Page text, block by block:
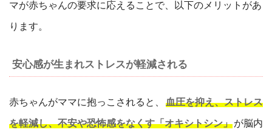
マが赤ちゃんの要求に応えることで、以下のメリットがあ
ります。
安心感が生まれストレスが軽減される
赤ちゃんがママに抱っこされると、 血圧を抑え、ストレス
を軽減し、不安や恐怖感をなくす「オキシトシン」が脳内